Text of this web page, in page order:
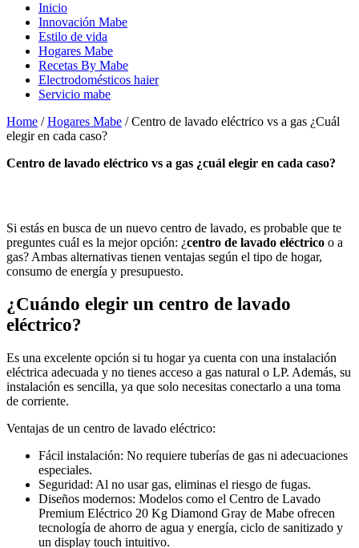
Inicio
Innovación Mabe
Estilo de vida
Hogares Mabe
Recetas By Mabe
Electrodomésticos haier
Servicio mabe
Home /Hogares Mabe /Centro de lavado eléctrico vs a gas ¿Cuál
elegir en cada caso?
centro de lavado eléctrico vs a gas ¿cuál elegir en cada caso?
Si estás en busca de un nuevo centro de lavado, es probable que te
preguntes cuál es la mejor opción: ¿centro de lavado eléctrico o a
gas? Ambas alternativas tienen ventajas según el tipo de hogar,
consumo de energía y presupuesto.
¿Cuándo elegir un centro de lavado
eléctrico?
Es una excelente opción si tu hogar ya cuenta con una instalación
eléctrica adecuada y no tienes acceso a gas natural o LP. Además, su
instalación es sencilla, ya que solo necesitas conectarlo a una toma
de corriente.
Ventajas de un centro de lavado eléctrico:
Fácil instalación: No requiere tuberías de gas ni adecuaciones
especiales.
Seguridad: Al no usar gas, eliminas el riesgo de fugas.
Diseños modernos: Modelos como el Centro de Lavado
Premium Eléctrico 20 Kg Diamond Gray de Mabe ofrecen
tecnología de ahorro de agua y energía, ciclo de sanitizado y
un display touch intuitivo.